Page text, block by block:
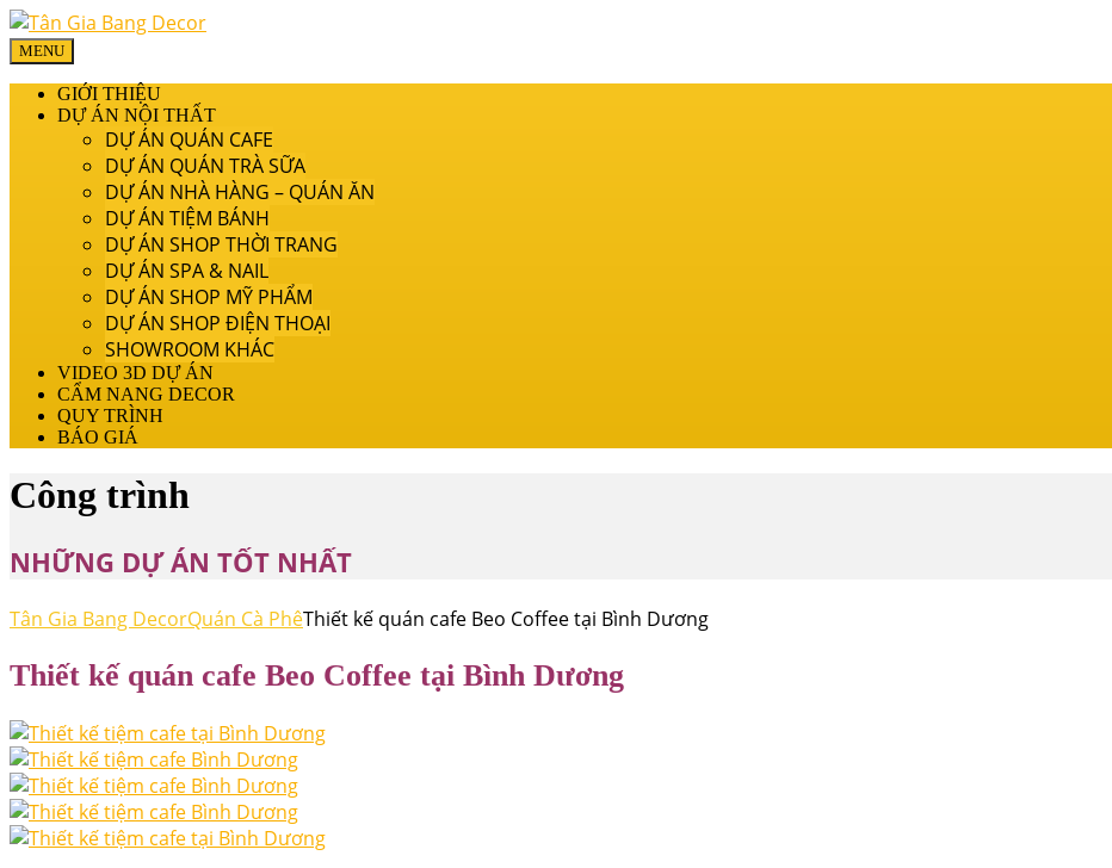
MENU
GIỚI THIỆU
DỰ ÁN NỘI THẤT
DỰ ÁN QUÁN CAFE
DỰ ÁN QUÁN TRÀ SỮA
DỰ ÁN NHÀ HÀNG – QUÁN ĂN
DỰ ÁN TIỆM BÁNH
DỰ ÁN SHOP THỜI TRANG
DỰ ÁN SPA & NAIL
DỰ ÁN SHOP MỸ PHẨM
DỰ ÁN SHOP ĐIỆN THOẠI
SHOWROOM KHÁC
VIDEO 3D DỰ ÁN
CẨM NANG DECOR
QUY TRÌNH
BÁO GIÁ
Công trình
NHỮNG DỰ ÁN TỐT NHẤT
Tân Gia Bang DecorQuán Cà PhêThiết kế quán cafe Beo Coffee tại Bình Dương
Thiết kế quán cafe Beo Coffee tại Bình Dương